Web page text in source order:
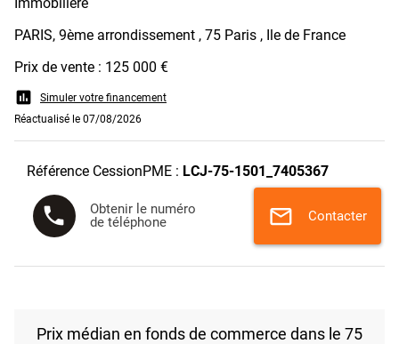
PARIS, 9ème arrondissement , 75 Paris , Ile de France
Prix de vente : 125 000 €
assessment
Simuler votre financement
Réactualisé le 07/08/2026
Référence CessionPME : LCJ-75-1501_7405367
phone
Obtenir le numéro
de téléphone
mail Contacter
Prix médian en fonds de commerce dans le 75